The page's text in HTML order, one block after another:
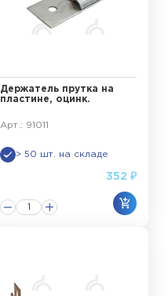
Держатель прутка на
пластине, оцинк.
Арт.: 91011
> 50 шт. на складе
352 ₽